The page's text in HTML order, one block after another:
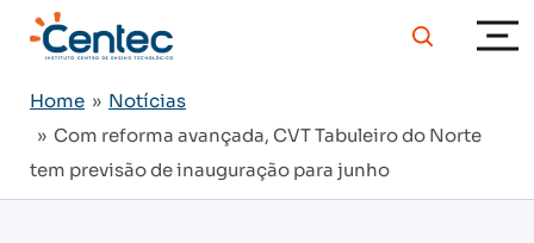
Home » Notícias
» Com reforma avançada, CVT Tabuleiro do Norte
tem previsão de inauguração para junho